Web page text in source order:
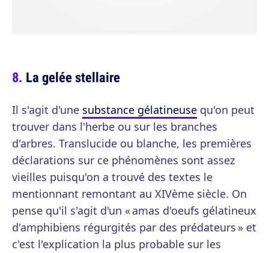
La gelée stellaire
Il s'agit d'une substance gélatineuse qu'on peut
trouver dans l'herbe ou sur les branches
d'arbres. Translucide ou blanche, les premières
déclarations sur ce phénomènes sont assez
vieilles puisqu'on a trouvé des textes le
mentionnant remontant au XIVème siècle. On
pense qu'il s'agit d'un « amas d'oeufs gélatineux
d'amphibiens régurgités par des prédateurs » et
c'est l'explication la plus probable sur les